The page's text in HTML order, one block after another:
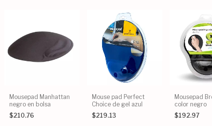
Mousepad Manhattan
negro en bolsa
$210.76
Mouse pad Perfect
Choice de gel azul
$219.13
Mousepad
color negro
$192.97